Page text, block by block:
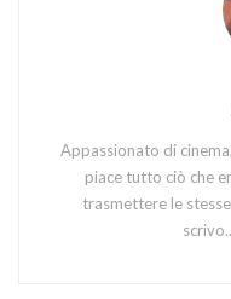
Appassionato di
piace tutto ciò che
trasmettere le